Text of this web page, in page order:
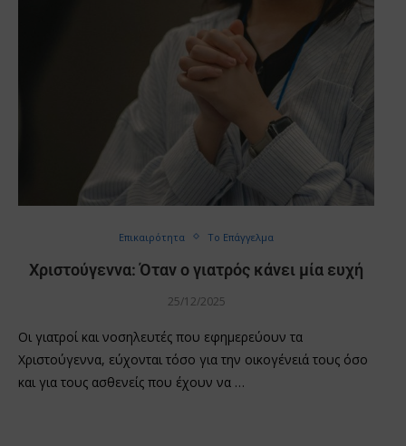
Επικαιρότητα Το Επάγγελμα
Χριστούγεννα: Όταν ο γιατρός κάνει μία ευχή
25/12/2025
Οι γιατροί και νοσηλευτές που εφημερεύουν τα
Χριστούγεννα, εύχονται τόσο για την οικογένειά τους όσο
και για τους ασθενείς που έχουν να …